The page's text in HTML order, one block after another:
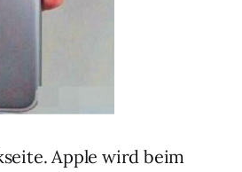
Apple wird beim